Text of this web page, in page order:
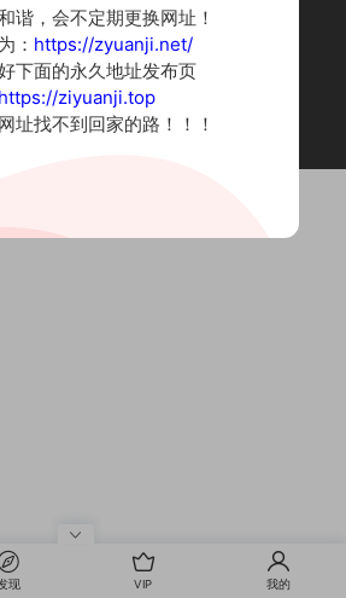
内容来自网络收集整理，仅作个人学习使用。
如有违法内容请联系删除
Copyright © 2022 资源集
现 VIP 我的
谐，会不定期更换网址！
： https://zyuanji.net/
下面的永久地址发布页
https://ziyuanji.top
址找不到回家的路！！！